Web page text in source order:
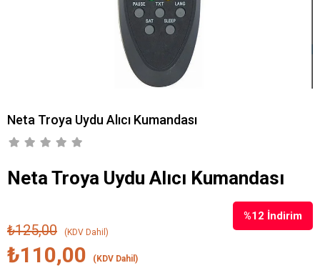
Neta Troya Uydu Alıcı Kumandası
Neta Troya Uydu Alıcı Kumandası
%12 İndirim
₺125,00 (KDV Dahil)
₺110,00 (KDV Dahil)